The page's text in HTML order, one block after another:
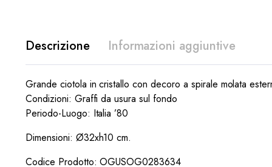
Descrizione Informazioni aggiuntive
Grande ciotola in cristallo con decoro a spirale molata
Condizioni: Graffi da usura sul fondo
Periodo-Luogo: Italia ’80
Dimensioni: Ø32xh10 cm.
Codice Prodotto: OGUSOG0283634